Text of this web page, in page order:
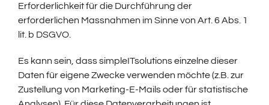
Erforderlichkeit für die Durchführung der
erforderlichen Massnahmen im Sinne von Art. 6 Abs. 1
lit. b DSGVO.
Es kann sein, dass simpleITsolutions einzelne dieser
Daten für eigene Zwecke verwenden möchte (z.B. zur
Zustellung von Marketing-E-Mails oder für statistische